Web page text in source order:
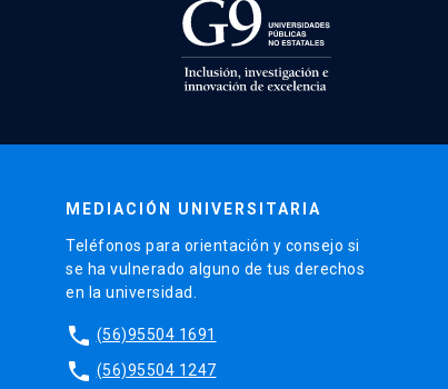
MEDIACIÓN UNIVERSITARIA
Teléfonos para orientación y consejo si
se ha vulnerado alguno de tus derechos
en la universidad.
phone (56)95504 1691
phone (56)95504 1247